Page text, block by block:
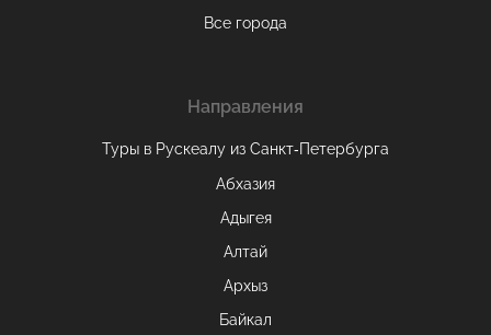
Все города
Направления
Туры в Рускеалу из Санкт‑Петербурга
Абхазия
Адыгея
Алтай
Архыз
Байкал